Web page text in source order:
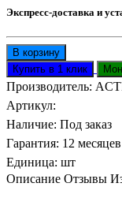
Экспресс-доставка и
Производитель:
Артикул:
Наличие: Под заказ
Гарантия: 12 месяцев
Единица: шт
Описание Отзывы